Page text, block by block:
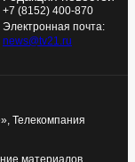
+7 (8152) 400-870
Электронная почта:
news@tv21.ru
Телекомпания
материалов